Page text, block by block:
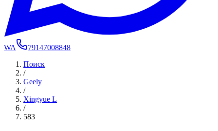
WA
79147008848
Поиск
/
Geely
/
Xingyue L
/
583